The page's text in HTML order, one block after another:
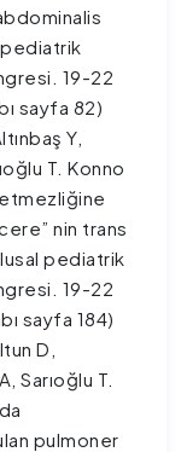
pediatrik
19-22
sayfa 82)
Y,
T. Konno
nin trans
pediatrik
19-22
sayfa 184)
D,
Sarıoğlu T.
pulmoner